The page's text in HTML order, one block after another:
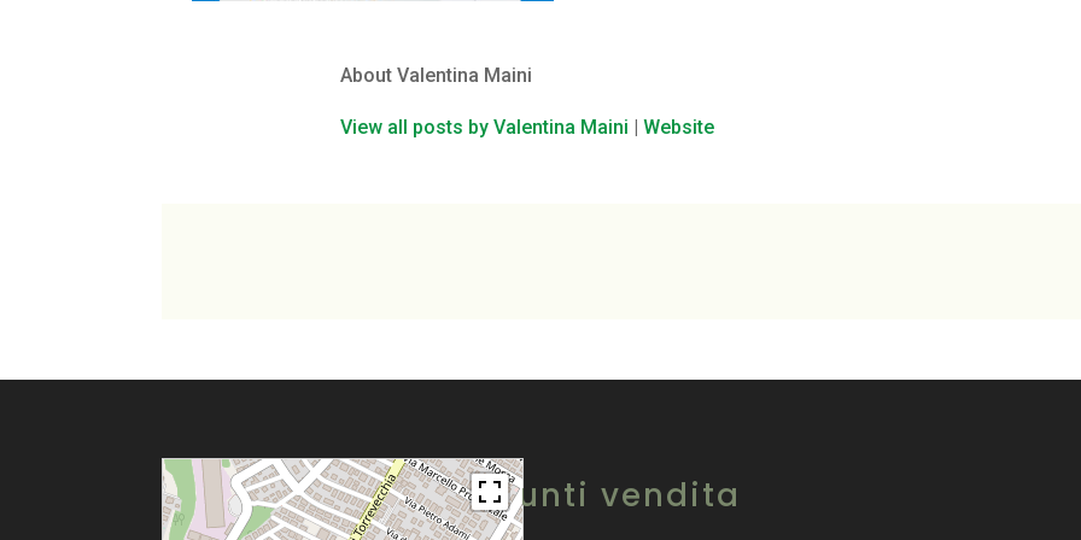
About Valentina Maini
View all posts by Valentina Maini |Website
Punti vendita